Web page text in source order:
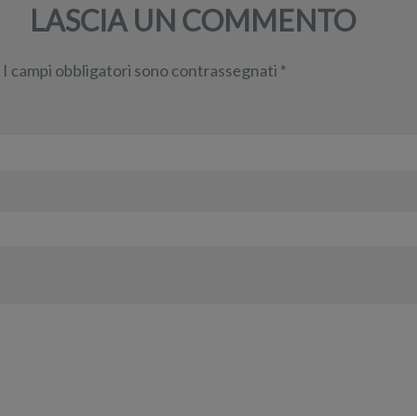
LASCIA UN COMMENTO
I campi obbligatori sono contrassegnati *